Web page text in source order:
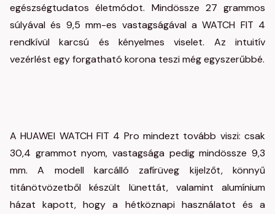
egészségtudatos életmódot. Mindössze 27 grammos
súlyával és 9,5 mm-es vastagságával a WATCH FIT 4
rendkívül karcsú és kényelmes viselet. Az intuitív
vezérlést egy forgatható korona teszi még egyszerűbbé.
A HUAWEI WATCH FIT 4 Pro mindezt tovább viszi: csak
30,4 grammot nyom, vastagsága pedig mindössze 9,3
mm. A modell karcálló zafírüveg kijelzőt, könnyű
titánötvözetből készült lünettát, valamint alumínium
házat kapott, hogy a hétköznapi használatot és a